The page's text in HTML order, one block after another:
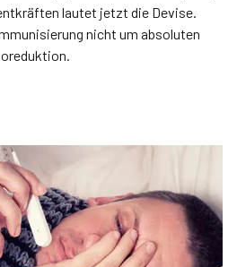
lautet jetzt die Devise.
nicht um absoluten